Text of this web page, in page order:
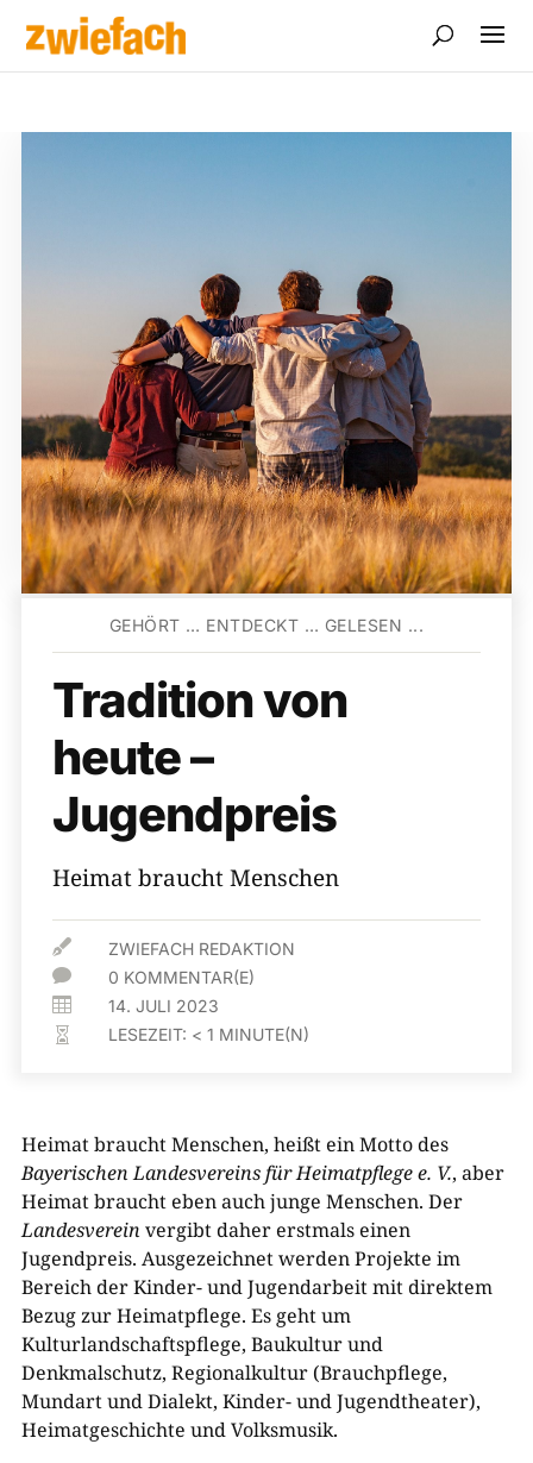
GEHÖRT … ENTDECKT … GELESEN ...
Tradition von
heute –
Jugendpreis
Heimat braucht Menschen
 ZWIEFACH REDAKTION
 0 KOMMENTAR(E)
 14. JULI 2023
 LESEZEIT: < 1 MINUTE(N)
Heimat braucht Menschen, heißt ein Motto des
Bayerischen Landesvereins für Heimatpflege e. V., aber
Heimat braucht eben auch junge Menschen. Der
Landesverein vergibt daher erstmals einen
Jugendpreis. Ausgezeichnet werden Projekte im
Bereich der Kinder- und Jugendarbeit mit direktem
Bezug zur Heimatpflege. Es geht um
Kulturlandschaftspflege, Baukultur und
Denkmalschutz, Regionalkultur (Brauchpflege,
Mundart und Dialekt, Kinder- und Jugendtheater),
Heimatgeschichte und Volksmusik.